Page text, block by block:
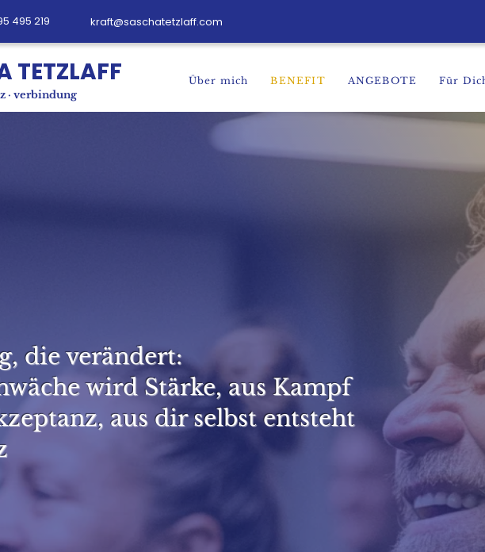
495 219 kraft@saschatetzlaff.com
TETZLAFF
· verbindung
Über mich BENEFIT ANGEBOTE Für
die verändert:
wird Stärke, aus Kampf
aus dir selbst entsteht